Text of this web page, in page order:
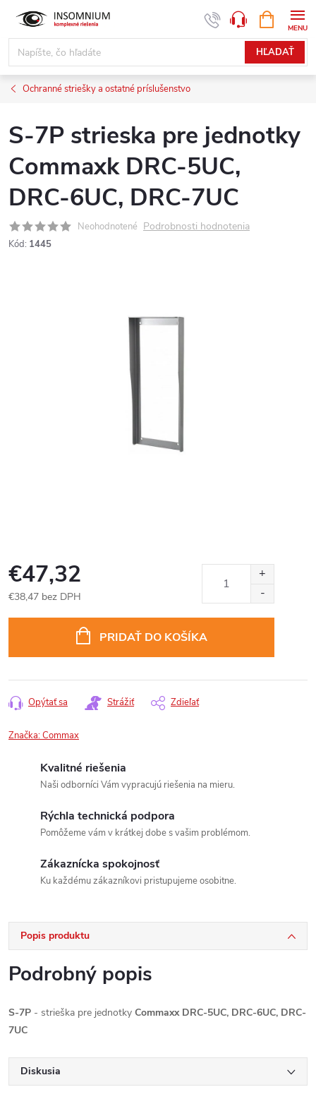
obsah
HĽADAŤ
KOŠÍK
Ochranné striešky a ostatné príslušenstvo
S-7P strieska pre jednotky
Commaxk DRC-5UC,
DRC-6UC, DRC-7UC
Neohodnotené Podrobnosti hodnotenia
Kód: 1445
€47,32
€38,47 bez DPH
PRIDAŤ DO KOŠÍKA
Opýtať sa Strážiť Zdieľať
Značka:Commax
Kvalitné riešenia
Naši odborníci Vám vypracujú riešenia na mieru.
Rýchla technická podpora
Pomôžeme vám v krátkej dobe s vašim problémom.
Zákaznícka spokojnosť
Ku každému zákazníkovi pristupujeme osobitne.
Popis produktu
Podrobný popis
S-7P - strieška pre jednotky Commaxx DRC-5UC, DRC-6UC, DRC-
7UC
Diskusia
www.insomnium.sk - Chat